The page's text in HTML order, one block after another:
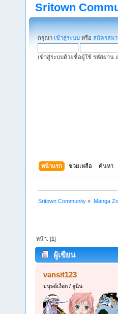
Sritown
กรุณา เข้าสู่ระบบ หรือ สมัครสม
เข้าสู่ระบบด้วยชื่อผู้ใช้ รหัสผ่าน
หน้าแรก ช่วยเหลือ ค้นหา
Sritown Community » Manga
หน้า: [1]
ผู้เขียน
vansit123
มนุษย์เงือก / จูนิน